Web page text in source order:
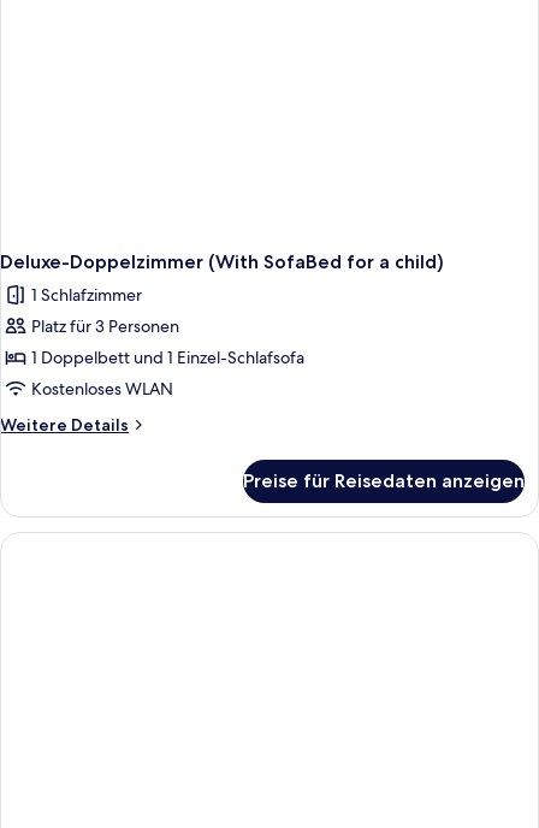
Deluxe-Doppelzimmer (With SofaBed for a child)
1 Schlafzimmer
Platz für 3 Personen
1 Doppelbett und 1 Einzel-Schlafsofa
Kostenloses WLAN
Weitere Details
Weitere
Doppelzimmer
(With
SofaBed
Preise für Reisedaten anzeigen